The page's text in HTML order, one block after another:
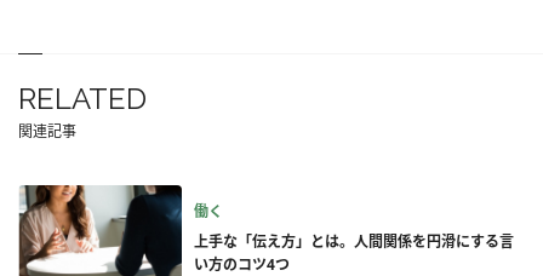
RELATED
関連記事
働く
上手な「伝え方」とは。人間関係を円滑にする言
い方のコツ4つ